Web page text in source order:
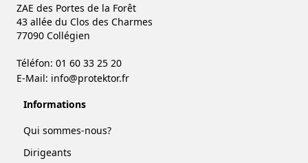
ZAE des Portes de la Forêt
43 allée du Clos des Charmes
77090 Collégien
Téléfon: 01 60 33 25 20
E-Mail: info@protektor.fr
Informations
Qui sommes-nous?
Dirigeants